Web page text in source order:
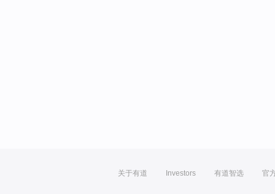
关于有道 Investors 有道智选 官